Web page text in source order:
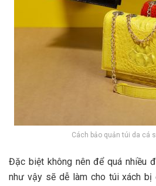
Cách bảo quản túi da cá
Đặc biệt không nên để quá nhiều
như vậy sẽ dễ làm cho túi xách bị